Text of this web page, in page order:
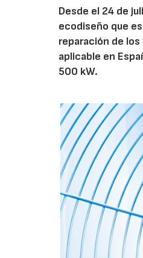
Desde el 24 de
ecodiseño que
reparación de
aplicable en
500 kW.